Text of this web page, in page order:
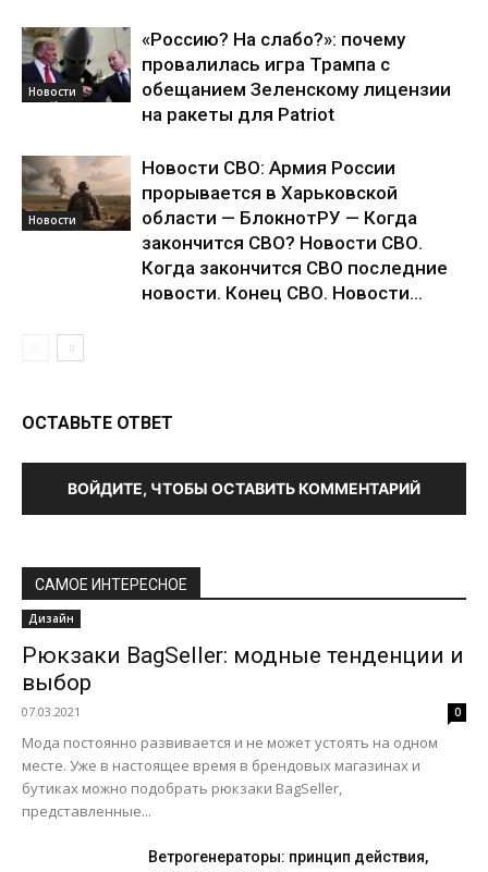
Новости
«Россию? На слабо?»: почему
провалилась игра Трампа с
обещанием Зеленскому лицензии
на ракеты для Patriot
Новости
Новости СВО: Армия России
прорывается в Харьковской
области — БлокнотРУ — Когда
закончится СВО? Новости СВО.
Когда закончится СВО последние
новости. Конец СВО. Новости...
ОСТАВЬТЕ ОТВЕТ
ВОЙДИТЕ, ЧТОБЫ ОСТАВИТЬ КОММЕНТАРИЙ
САМОЕ ИНТЕРЕСНОЕ
Дизайн
Рюкзаки BagSeller: модные тенденции и
выбор
07.03.2021 0
Мода постоянно развивается и не может устоять на одном
месте. Уже в настоящее время в брендовых магазинах и
бутиках можно подобрать рюкзаки BagSeller,
представленные...
Ветрогенераторы: принцип действия,